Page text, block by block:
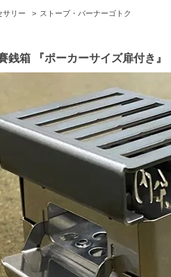
サリー > ストーブ・バーナーゴトク
銭箱 『ポーカーサイズ扉付き』